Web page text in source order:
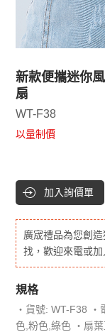
新款便攜迷你
扇
WT-F38
以量制價
加入詢價單
廣宬禮品為您創
找，歡迎來電或加
規格
‧貨號: WT-F38 ‧
色,粉色,綠色 ‧扇